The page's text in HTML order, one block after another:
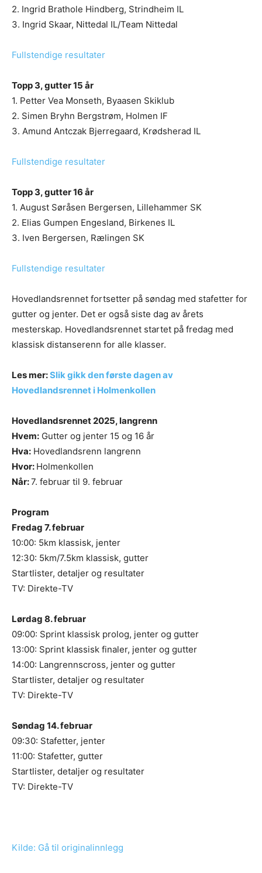
2. Ingrid Brathole Hindberg, Strindheim IL
3. Ingrid Skaar, Nittedal IL/Team Nittedal
Fullstendige resultater
Topp 3, gutter 15 år
1. Petter Vea Monseth, Byaasen Skiklub
2. Simen Bryhn Bergstrøm, Holmen IF
3. Amund Antczak Bjerregaard, Krødsherad IL
Fullstendige resultater
Topp 3, gutter 16 år
1. August Søråsen Bergersen, Lillehammer SK
2. Elias Gumpen Engesland, Birkenes IL
3. Iven Bergersen, Rælingen SK
Fullstendige resultater
Hovedlandsrennet fortsetter på søndag med stafetter for
gutter og jenter. Det er også siste dag av årets
mesterskap. Hovedlandsrennet startet på fredag med
klassisk distanserenn for alle klasser.
Les mer:Slik gikk den første dagen av
Hovedlandsrennet i Holmenkollen
Hovedlandsrennet 2025, langrenn
Hvem: Gutter og jenter 15 og 16 år
Hva: Hovedlandsrenn langrenn
Hvor: Holmenkollen
Når:7. februar til 9. februar
Program
Fredag 7. februar
10:00: 5km klassisk, jenter
12:30: 5km/7.5km klassisk, gutter
Startlister, detaljer og resultater
TV: Direkte-TV
Lørdag 8. februar
09:00: Sprint klassisk prolog, jenter og gutter
13:00: Sprint klassisk finaler, jenter og gutter
14:00: Langrennscross, jenter og gutter
Startlister, detaljer og resultater
TV: Direkte-TV
Søndag 14. februar
09:30: Stafetter, jenter
11:00: Stafetter, gutter
Startlister, detaljer og resultater
TV: Direkte-TV
Kilde: Gå til originalinnlegg